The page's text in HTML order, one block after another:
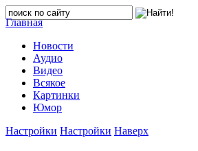
Главная
Новости
Аудио
Видео
Всякое
Картинки
Юмор
Настройки Настройки Наверх